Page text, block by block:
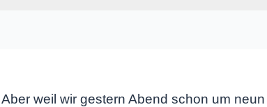
weil wir gestern Abend schon um neun